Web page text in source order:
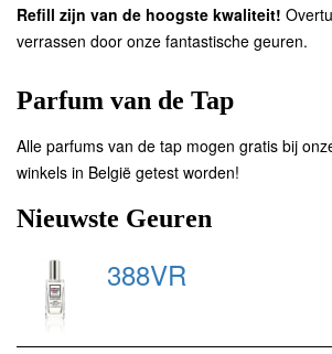
Refill zijn van de hoogste kwaliteit!
verrassen door onze fantastische geuren.
Parfum van de Tap
Alle parfums van de tap mogen gratis bij
winkels in België getest worden!
Nieuwste Geuren
388VR